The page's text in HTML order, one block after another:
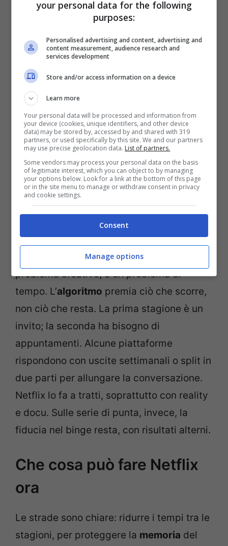
può verificare: i link sono pubblici e
Il paradosso della seconda
E qui sta il punto centrale. Non è solo un
problema creativo, è un problema di
tempo. L’algoritmo premia ciò che scorre,
non ciò che resta. La prima stagione è un
invito; la seconda ha bisogno di
appuntamenti. Alcune piattaforme
rispondono con uscite settimanali o split in
due parti per allungare la conversazione.
Netflix lo fa a tratti, soprattutto con reality
e docu. Sulle serie di punta, invece, la
fiducia nel binge resta, con risultati alterni.
Che cosa può fare Netflix
ora
Le strade sono chiare: ridurre i tempi tra le
stagioni, per proteggere la memoria del
your personal data for the following
purposes:
Personalised advertising and content, advertising and
content measurement, audience research and
services development
Store and/or access information on a device
Learn more
Your personal data will be processed and information from
your device (cookies, unique identifiers, and other device
data) may be stored by, accessed by and shared with 319
partners, or used specifically by this site. We and our partners
may use precise geolocation data. List of partners.
Some vendors may process your personal data on the basis
of legitimate interest, which you can object to by managing
your options below. Look for a link at the bottom of this page
or in the site menu to manage or withdraw consent in privacy
and cookie settings.
Consent
Manage options